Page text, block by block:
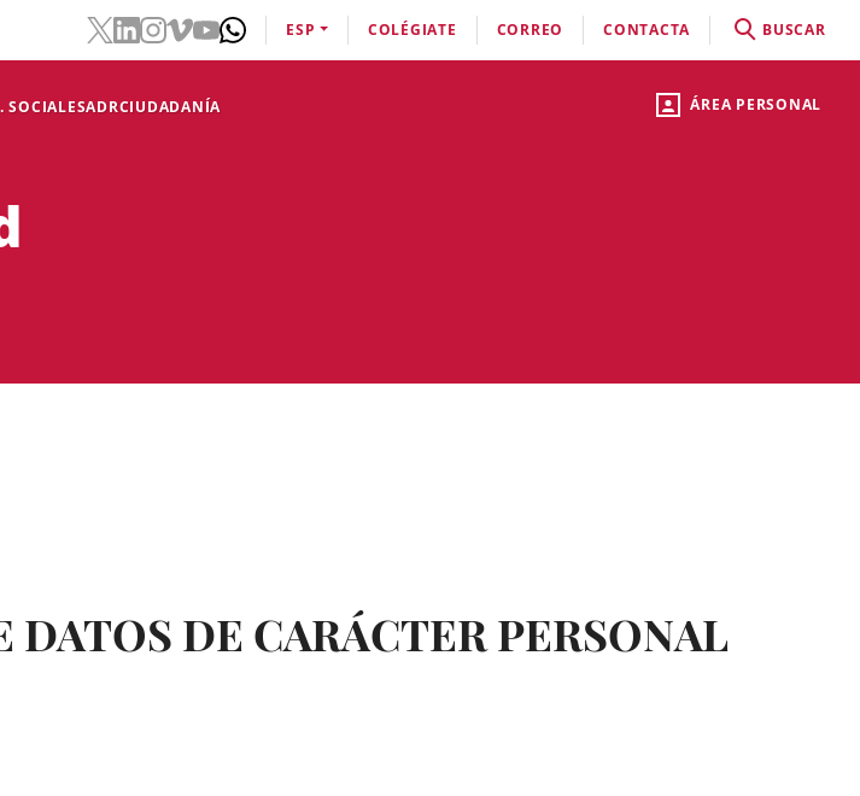
ÁREA PERSONAL
SOCIALESADRCIUDADANÍA
ESP COLÉGIATE CORREO CONTACTA BUSCAR
DE CARÁCTER PERSONAL